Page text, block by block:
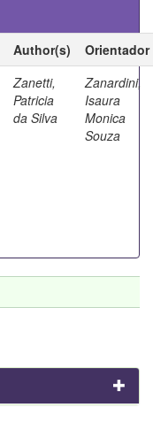
Author(s)
Orientador
Zanetti,
Patricia
da Silva
Zanardini,
Isaura
Monica
Souza